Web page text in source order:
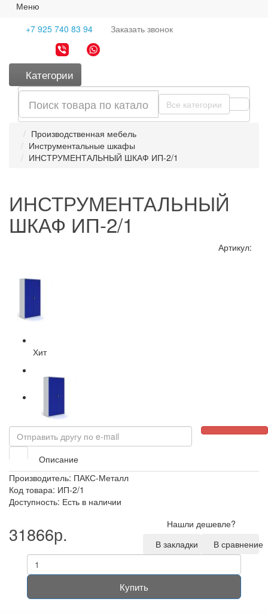
Меню
+7 925 740 83 94
Заказать звонок
Категории
Все категории
Производственная мебель
Инструментальные шкафы
ИНСТРУМЕНТАЛЬНЫЙ ШКАФ ИП-2/1
ИНСТРУМЕНТАЛЬНЫЙ
ШКАФ ИП-2/1
Артикул:
Хит
Описание
Производитель: ПАКС-Металл
Код товара: ИП-2/1
Доступность: Есть в наличии
31866р.
Нашли дешевле?
В закладки
В сравнение
Купить